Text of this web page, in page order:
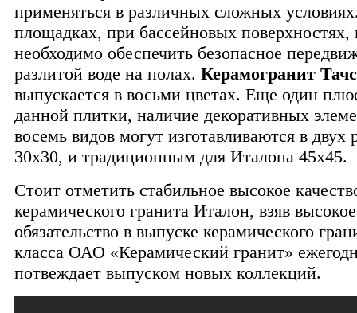
применяться в различных сложных
площадках, при бассейновых поверхностях,
необходимо обеспечить безопасное
разлитой воде на полах. Керамогранит
выпускается в восьми цветах. Еще один
данной плитки, наличие декоративных
восемь видов могут изготавливаются в двух
30х30, и традиционным для Италона 45х45.
Стоит отметить стабильное высокое
керамического гранита Италон, взяв высокое
обязательство в выпуске керамического
класса ОАО «Керамический гранит»
потвеждает выпуском новых коллекций.